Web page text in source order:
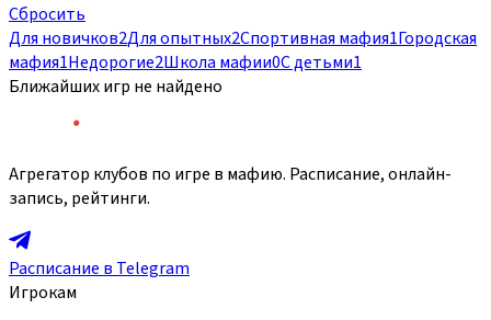
Сбросить
Для новичков2Для опытных2Спортивная мафия1Городская
мафия1Недорогие2Школа мафии0С детьми1
Ближайших игр не найдено
Агрегатор клубов по игре в мафию. Расписание, онлайн-
запись, рейтинги.
Расписание в Telegram
Игрокам